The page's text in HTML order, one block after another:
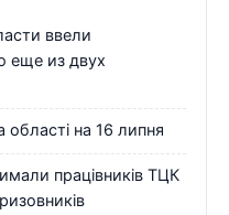
ввели
еще из двух
області на 16 липня
працівників ТЦК